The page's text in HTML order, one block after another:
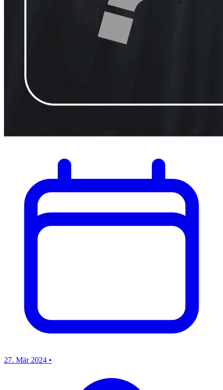
27. Mär 2024 •